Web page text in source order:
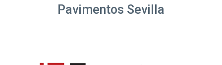
Pavimentos Sevilla